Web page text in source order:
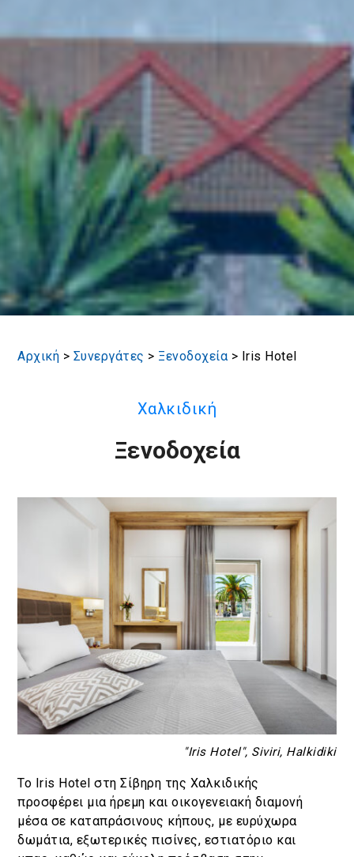
Αρχική > Συνεργάτες > Ξενοδοχεία> Iris Hotel
Χαλκιδική
Ξενοδοχεία
Το Iris Hotel στη Σίβηρη της Χαλκιδικής
προσφέρει μια ήρεμη και οικογενειακή διαμονή
μέσα σε καταπράσινους κήπους, με ευρύχωρα
δωμάτια, εξωτερικές πισίνες, εστιατόριο και
"Iris Hotel", Siviri, Halkidiki